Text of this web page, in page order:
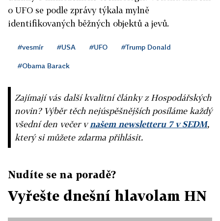
o UFO se podle zprávy týkala mylně
identifikovaných běžných objektů a jevů.
#vesmír #USA #UFO #Trump Donald
#Obama Barack
Zajímají vás další kvalitní články z Hospodářských
novin? Výběr těch nejúspěšnějších posíláme každý
všední den večer vnašem newsletteru 7 v SEDM,
který si můžete zdarma přihlásit.
Nudíte se na poradě?
Vyřešte dnešní hlavolam HN